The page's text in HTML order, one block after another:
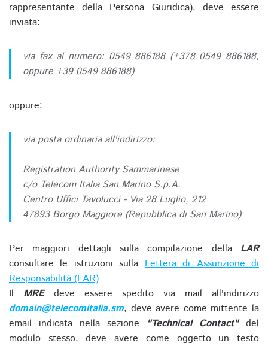
rappresentante della Persona Giuridica), deve essere
inviata:
via fax al numero: 0549 886188 (+378 0549 886188,
oppure +39 0549 886188)
oppure:
via posta ordinaria all'indirizzo:
Registration Authority Sammarinese
c/o Telecom Italia San Marino S.p.A.
Centro Uffici Tavolucci - Via 28 Luglio, 212
47893 Borgo Maggiore (Repubblica di San Marino)
Per maggiori dettagli sulla compilazione della LAR
consultare le istruzioni sullaLettera di Assunzione di
Responsabilità (LAR)
Il MREdeve essere spedito via mail all'indirizzo
domain@telecomitalia.sm, deve avere come mittente la
email indicata nella sezione
"Technical Contact"del
modulo stesso, deve avere come oggetto un testo